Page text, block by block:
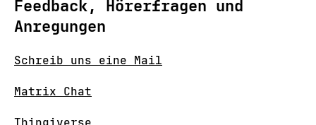
Feedback, Hörerfragen und
Anregungen
Schreib uns eine Mail
Matrix Chat